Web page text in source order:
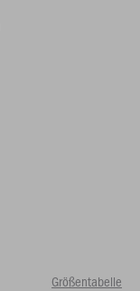
Größentabelle